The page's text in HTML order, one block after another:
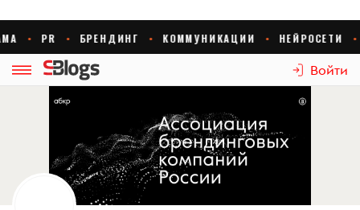
Войти